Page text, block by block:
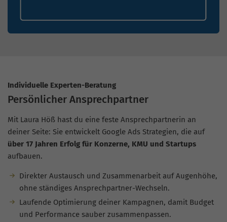
Individuelle Experten-Beratung
Persönlicher Ansprechpartner
Mit Laura Höß hast du eine feste Ansprechpartnerin an
deiner Seite: Sie entwickelt Google Ads Strategien, die auf
über 17 Jahren Erfolg für Konzerne, KMU und Startups
aufbauen.
Direkter Austausch und Zusammenarbeit auf Augenhöhe,
ohne ständiges Ansprechpartner-Wechseln.
Laufende Optimierung deiner Kampagnen, damit Budget
und Performance sauber zusammenpassen.